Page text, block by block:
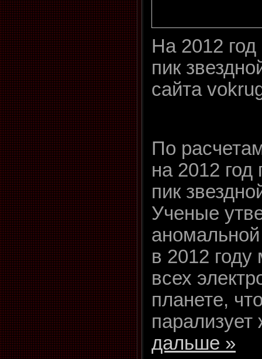
На 2012
пик
сайта
По
на 2012 год
пик
Ученые
аномальной
в 2012 году
всех
планете,
дальше »